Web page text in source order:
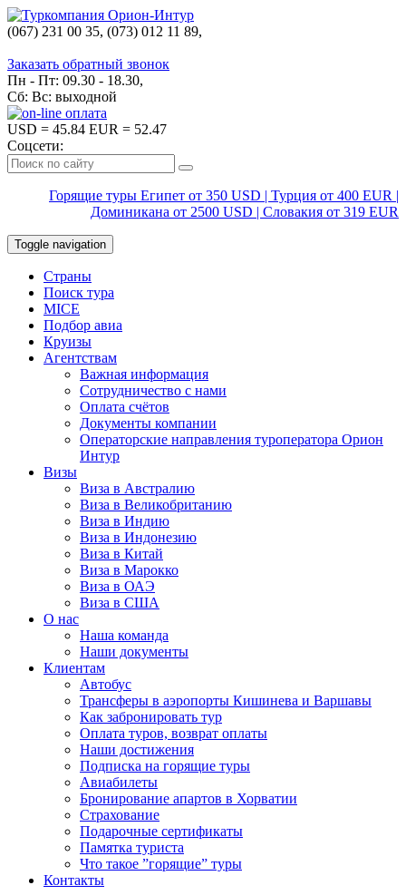
(067) 231 00 35, (073) 012 11 89,
Заказать обратный звонок
Пн - Пт: 09.30 - 18.30,
Сб: Вс: выходной
USD = 45.84 EUR = 52.47
Соцсети:
Горящие туры Египет от 350 USD | Турция от 400 EUR |
Доминикана от 2500 USD | Словакия от 319 EUR
Toggle navigation
Страны
Поиск тура
MICE
Подбор авиа
Круизы
Агентствам
Важная информация
Сотрудничество с нами
Оплата счётов
Документы компании
Операторские направления туроператора Орион
Интур
Визы
Виза в Австралию
Виза в Великобританию
Виза в Индию
Виза в Индонезию
Виза в Китай
Виза в Марокко
Виза в ОАЭ
Виза в США
О нас
Наша команда
Наши документы
Клиентам
Автобус
Трансферы в аэропорты Кишинева и Варшавы
Как забронировать тур
Оплата туров, возврат оплаты
Наши достижения
Подписка на горящие туры
Авиабилеты
Бронирование апартов в Хорватии
Страхование
Подарочные сертификаты
Памятка туриста
Что такое ”горящие” туры
Контакты